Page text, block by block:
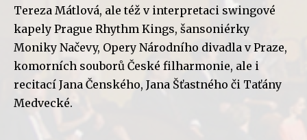
Tereza Mátlová, ale též v interpretaci swingové
kapely Prague Rhythm Kings, šansoniérky
Moniky Načevy, Opery Národního divadla v Praze,
komorních souborů České filharmonie, ale i
recitací Jana Čenského, Jana Šťastného či Taťány
Medvecké.